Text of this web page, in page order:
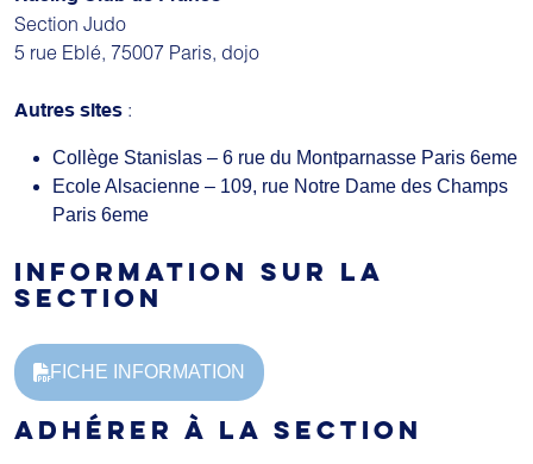
Section Judo
5 rue Eblé, 75007 Paris, dojo
Autres sites :
Collège Stanislas – 6 rue du Montparnasse Paris 6eme
Ecole Alsacienne – 109, rue Notre Dame des Champs
Paris 6eme
INFORMATION SUR LA
SECTION
FICHE INFORMATION
ADHÉRER À LA SECTION